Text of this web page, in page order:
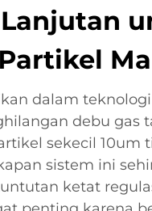
dalam
debu gas
sekecil 10um
sistem ini
ketat